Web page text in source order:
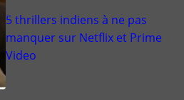
5 thrillers indiens à ne pas
manquer sur Netflix et Prime
Video